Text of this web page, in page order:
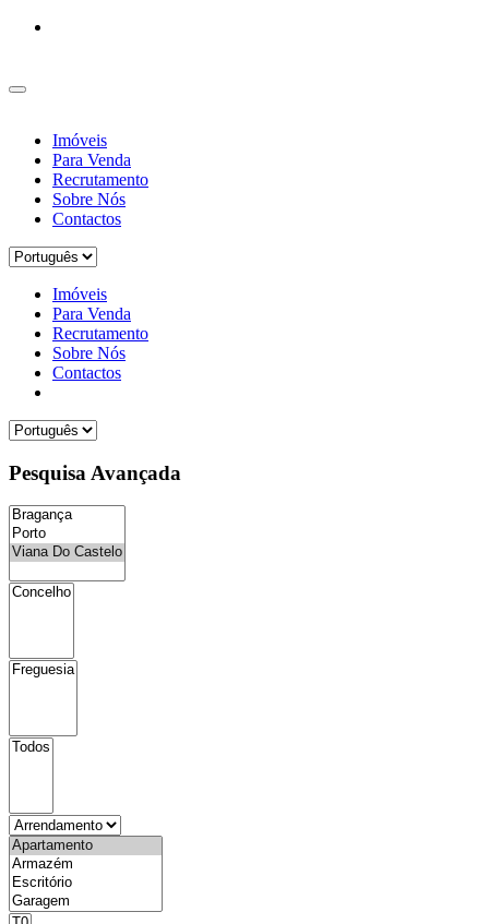
Imóveis
Para Venda
Recrutamento
Sobre Nós
Contactos
Imóveis
Para Venda
Recrutamento
Sobre Nós
Contactos
Pesquisa Avançada